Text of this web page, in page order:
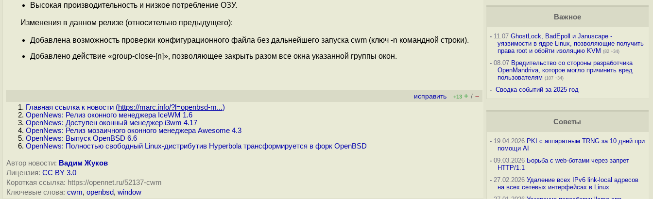
Высокая производительность и низкое потребление ОЗУ.
Изменения в данном релизе (относительно предыдущего):
Добавлена возможность проверки конфигурационного файла без дальнейшего запуска cwm (ключ -n командной строки).
Добавлено действие «group-close-[n]», позволяющее закрыть разом все окна указанной группы окон.
исправить +13 + / –
Главная ссылка к новости (https://marc.info/?l=openbsd-m...)
OpenNews: Релиз оконного менеджера IceWM 1.6
OpenNews: Доступен оконный менеджер i3wm 4.17
OpenNews: Релиз мозаичного оконного менеджера Awesome 4.3
OpenNews: Выпуск OpenBSD 6.6
OpenNews: Полностью свободный Linux-дистрибутив Hyperbola трансформируется в форк OpenBSD
Автор новости: Вадим Жуков
Лицензия: CC BY 3.0
Короткая ссылка: https://opennet.ru/52137-cwm
Ключевые слова: cwm, openbsd, window
Важное
-11.07 GhostLock, BadEpoll и Januscape -
уязвимости в ядре Linux, позволяющие получить
права root и обойти изоляцию KVM (82 +34)
-08.07 Вредительство со стороны разработчика
OpenMandriva, которое могло причинить вред
пользователям (107 +34)
- Сводка событий за 2025 год
Советы
-19.04.2026 PKI с аппаратным TRNG за 10 дней при
помощи AI
-09.03.2026 Борьба с web-ботами через запрет
HTTP/1.1
-27.02.2026 Удаление всех IPv6 link-local адресов
на всех сетевых интерфейсах в Linux